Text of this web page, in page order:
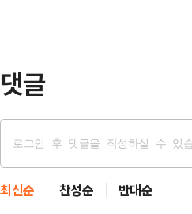
댓글
최신순 찬성순 반대순